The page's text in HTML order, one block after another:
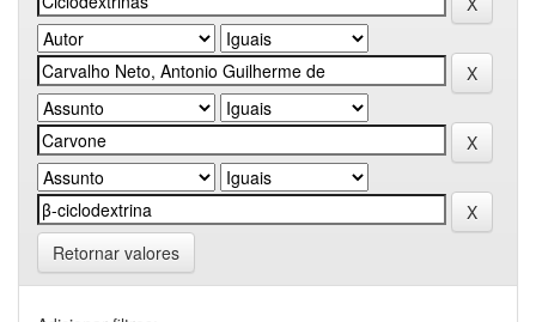
Retornar valores